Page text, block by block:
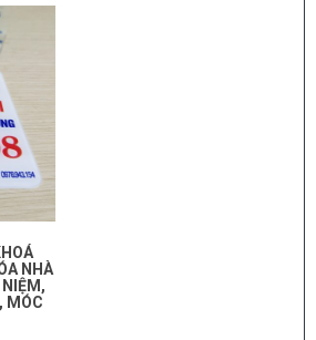
NHÀ
NIỆM,
MÓC